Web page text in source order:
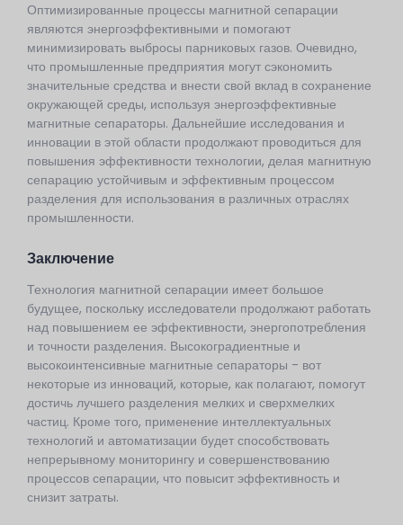
Оптимизированные процессы магнитной сепарации
являются энергоэффективными и помогают
минимизировать выбросы парниковых газов. Очевидно,
что промышленные предприятия могут сэкономить
значительные средства и внести свой вклад в сохранение
окружающей среды, используя энергоэффективные
магнитные сепараторы. Дальнейшие исследования и
инновации в этой области продолжают проводиться для
повышения эффективности технологии, делая магнитную
сепарацию устойчивым и эффективным процессом
разделения для использования в различных отраслях
промышленности.
Заключение
Технология магнитной сепарации имеет большое
будущее, поскольку исследователи продолжают работать
над повышением ее эффективности, энергопотребления
и точности разделения. Высокоградиентные и
высокоинтенсивные магнитные сепараторы - вот
некоторые из инноваций, которые, как полагают, помогут
достичь лучшего разделения мелких и сверхмелких
частиц. Кроме того, применение интеллектуальных
технологий и автоматизации будет способствовать
непрерывному мониторингу и совершенствованию
процессов сепарации, что повысит эффективность и
снизит затраты.